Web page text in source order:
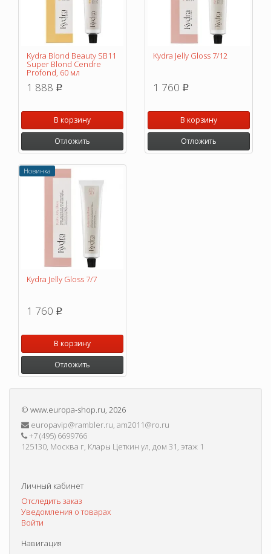
Kydra Blond Beauty SB11
Super Blond Cendre
Profond, 60 мл
1 888 p
В корзину
Отложить
Kydra Jelly Gloss 7/12
1 760 p
В корзину
Отложить
Новинка
Kydra Jelly Gloss 7/7
1 760 p
В корзину
Отложить
© www.europa-shop.ru, 2026
europavip@rambler.ru, am2011@ro.ru
+7 (495) 6699766
125130, Москва г, Клары Цеткин ул, дом 31, этаж 1
Личный кабинет
Отследить заказ
Уведомления о товарах
Войти
Навигация